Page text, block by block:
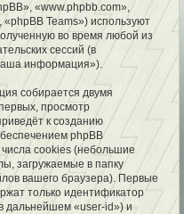
«www.phpbb.com»,
«phpBB Teams») используют
во время любой из
сессий (в
информация»).
собирается двумя
просмотр
к созданию
phpBB
cookies (небольшие
загружаемые в папку
вашего браузера). Первые
только идентификатор
дальнейшем «user-id») и